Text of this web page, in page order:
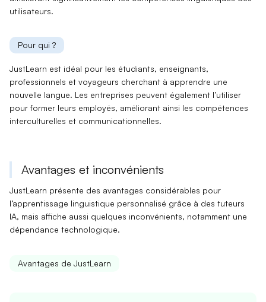
utilisateurs.
Pour qui ?
JustLearn est idéal pour les étudiants, enseignants,
professionnels et voyageurs cherchant à apprendre une
nouvelle langue. Les entreprises peuvent également l’utiliser
pour former leurs employés, améliorant ainsi les compétences
interculturelles et communicationnelles.
Avantages et inconvénients
JustLearn présente des avantages considérables pour
l’apprentissage linguistique personnalisé grâce à des tuteurs
IA, mais affiche aussi quelques inconvénients, notamment une
dépendance technologique.
Avantages de JustLearn